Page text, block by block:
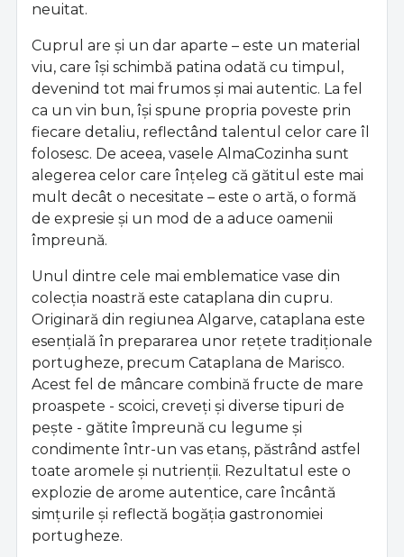
neuitat.
Cuprul are și un dar aparte – este un material
viu, care își schimbă patina odată cu timpul,
devenind tot mai frumos și mai autentic. La fel
ca un vin bun, își spune propria poveste prin
fiecare detaliu, reflectând talentul celor care îl
folosesc. De aceea, vasele AlmaCozinha sunt
alegerea celor care înțeleg că gătitul este mai
mult decât o necesitate – este o artă, o formă
de expresie și un mod de a aduce oamenii
împreună.
Unul dintre cele mai emblematice vase din
colecția noastră este cataplana din cupru.
Originară din regiunea Algarve, cataplana este
esențială în prepararea unor rețete tradiționale
portugheze, precum Cataplana de Marisco.
Acest fel de mâncare combină fructe de mare
proaspete - scoici, creveți și diverse tipuri de
pește - gătite împreună cu legume și
condimente într-un vas etanș, păstrând astfel
toate aromele și nutrienții. Rezultatul este o
explozie de arome autentice, care încântă
simțurile și reflectă bogăția gastronomiei
portugheze.